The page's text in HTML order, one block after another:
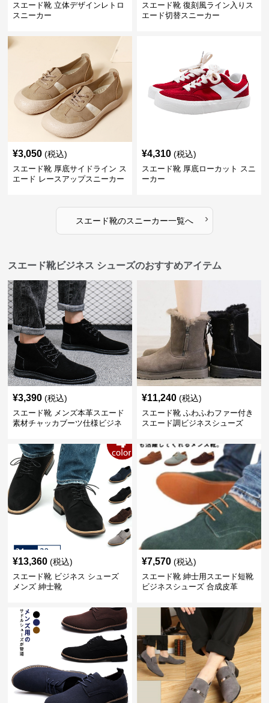
スエード靴 立体デザインレトロ
スニーカー
スエード靴 復刻風ライン入りス
エード切替スニーカー
¥3,050 (税込)
スエード靴 厚底サイドライン ス
エード レースアップスニーカー
¥4,310 (税込)
スエード靴 厚底ローカット スニ
ーカー
スエード靴のスニーカー一覧へ ›
スエード靴ビジネス シューズのおすすめアイテム
¥3,390 (税込)
スエード靴 メンズ本革スエード
素材チャッカブーツ仕様ビジネ
¥11,240 (税込)
スエード靴 ふわふわファー付き
スエード調ビジネスシューズ
¥13,360 (税込)
スエード靴 ビジネス シューズ
メンズ 紳士靴
¥7,570 (税込)
スエード靴 紳士用スエード短靴
ビジネスシューズ 合成皮革